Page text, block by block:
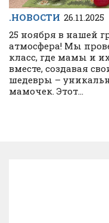
.НОВОСТИ 26.11.2025
25 ноября в нашей
атмосфера! Мы
класс, где мамы и
вместе, создавая
шедевры –
мамочек. Этот...